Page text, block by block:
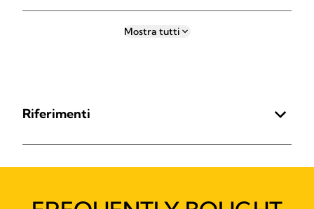
Mostra tutti
Riferimenti